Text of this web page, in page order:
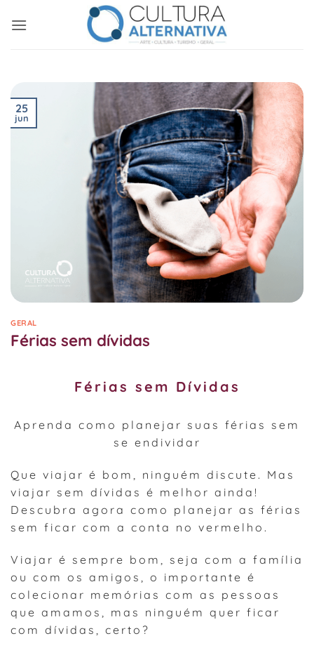
25
jun
GERAL
Férias sem dívidas
Férias sem Dívidas
Aprenda como planejar suas férias sem
se endividar
Que viajar é bom, ninguém discute. Mas
viajar sem dívidas é melhor ainda!
Descubra agora como planejar as férias
sem ficar com a conta no vermelho.
Viajar é sempre bom, seja com a família
ou com os amigos, o importante é
colecionar memórias com as pessoas
que amamos, mas ninguém quer ficar
com dívidas, certo?